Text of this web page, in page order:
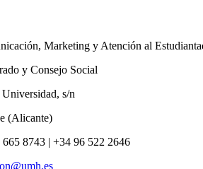
Marketing y Atención al
y Consejo Social
s/n
(Alicante)
8743 | +34 96 522 2646